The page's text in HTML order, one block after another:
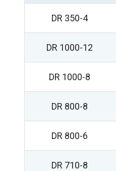
DR 350-4
DR 1000-12
DR 1000-8
DR 800-8
DR 800-6
DR 710-8